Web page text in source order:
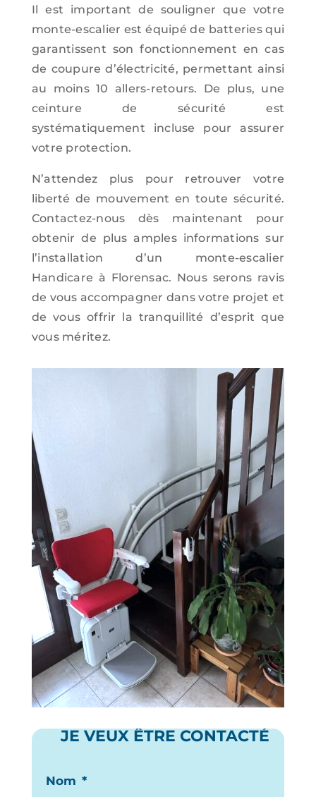
Il est important de souligner que votre
monte-escalier est équipé de batteries qui
garantissent son fonctionnement en cas
de coupure d’électricité, permettant ainsi
au moins 10 allers-retours. De plus, une
ceinture de sécurité est
systématiquement incluse pour assurer
votre protection.
N’attendez plus pour retrouver votre
liberté de mouvement en toute sécurité.
Contactez-nous dès maintenant pour
obtenir de plus amples informations sur
l’installation d’un monte-escalier
Handicare à Florensac. Nous serons ravis
de vous accompagner dans votre projet et
de vous offrir la tranquillité d’esprit que
vous méritez.
JE VEUX ÊTRE CONTACTÉ
Nom *